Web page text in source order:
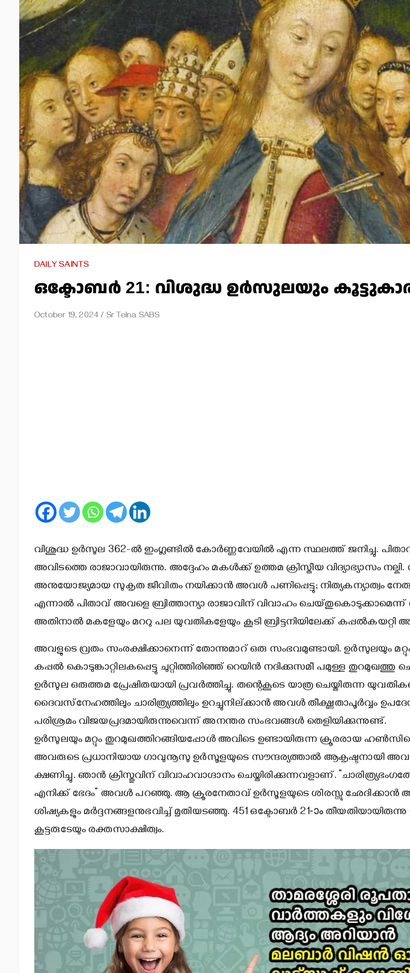
DAILY SAINTS
ഒക്ടോബര്‍ 21: വിശുദ്ധ ഉര്‍സുലയും
October 19, 2024 Sr Telna SABS
വിശുദ്ധ ഉര്‍സുല 362-ല്‍ ഇംഗ്ലണ്ടില്‍ കോര്‍ണ്ണവേയില്‍ എന്ന സ്ഥലത്ത് ജനിച്ചു.
അവിടത്തെ രാജാവായിരുന്നു. അദ്ദേഹം മകള്‍ക്ക് ഉത്തമ ക്രിസ്തീയ വിദ്യാഭ്യാസം നല്കി.
അനുയോജ്യമായ സുകൃത ജീവിതം നയിക്കാന്‍ അവള്‍ പണിപ്പെട്ടു; നിത്യകന്യാത്വം
എന്നാല്‍ പിതാവ് അവളെ ബ്രിത്താന്യാ രാജാവിന് വിവാഹം ചെയ്തുകൊടുക്കാമെന്ന്
അതിനാല്‍ മകളേയും മററു പല യുവതികളേയും കൂടി ബ്രിട്ടനിയിലേക്ക് കപ്പല്‍കയറ്റി
അവളുടെ വ്രതം സംരക്ഷിക്കാനെന്ന് തോന്നുമാറ് ഒരു സംഭവമുണ്ടായി. ഉര്‍സുലയും മറ്റും
കപ്പല്‍ കൊടുങ്കാറ്റിലകപ്പെട്ടു ചുറ്റിത്തിരിഞ്ഞ് റെയിന്‍ നദിക്കുസമീ പമുള്ള തുറമുഖത്തു
ഉര്‍സുല ഒരുത്തമ പ്രേഷിതയായി പ്രവര്‍ത്തിച്ചു. തന്റെകൂടെ യാത്ര ചെയ്തിരുന്ന
ദൈവസ്‌നേഹത്തിലും ചാരിത്ര്യത്തിലും ഉറച്ചുനില്ക്കാന്‍ അവള്‍ തീക്ഷ്ണതാപൂര്‍വ്വം
പരിശ്രമം വിജയപ്രദമായിരുന്നുവെന്ന് അനന്തര സംഭവങ്ങള്‍ തെളിയിക്കുന്നുണ്ട്.
ഉര്‍സുലയും മറ്റും തുറമുഖത്തിറങ്ങിയപ്പോള്‍ അവിടെ ഉണ്ടായിരുന്ന ക്രൂരരായ
അവരുടെ പ്രധാനിയായ ഗാവുനൂസു ഉര്‍സൂളയുടെ സൗന്ദര്യത്താല്‍ ആകൃഷ്ടനായി
ക്ഷണിച്ചു. ഞാന്‍ ക്രിസ്തുവിന് വിവാഹവാഗ്ദാനം ചെയ്തിരിക്കുന്നവളാണ്.
എനിക്ക് ഭേദം” അവള്‍ പറഞ്ഞു. ആ ക്രൂരനേതാവ് ഉര്‍സൂളയുടെ ശിരസ്സു ഛേദിക്കാന്‍
ശിഷ്യകളും മര്‍ദ്ദനങ്ങളനുഭവിച്ച് മൃതിയടഞ്ഞു. 451 ഒക്ടോബര്‍ 21-ാം
കൂട്ടരുടേയും രക്തസാക്ഷിത്വം.